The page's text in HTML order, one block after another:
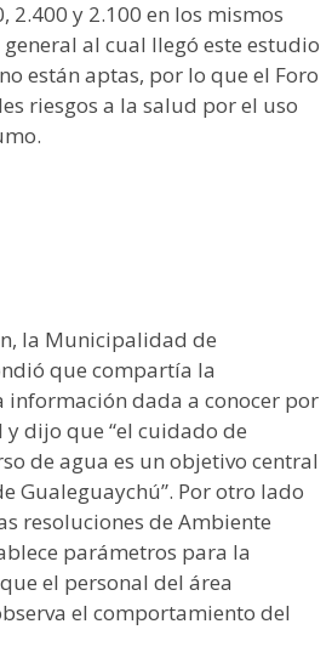
2.400 y 2.100 en los mismos
al cual llegó este estudio
están aptas, por lo que el Foro
riesgos a la salud por el uso
la Municipalidad de
que compartía la
información dada a conocer por
dijo que “el cuidado de
de agua es un objetivo central
Gualeguaychú”. Por otro lado
resoluciones de Ambiente
parámetros para la
el personal del área
el comportamiento del